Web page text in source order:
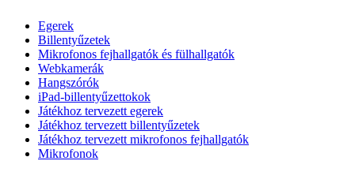
Egerek
Billentyűzetek
Mikrofonos fejhallgatók és fülhallgatók
Webkamerák
Hangszórók
iPad-billentyűzettokok
Játékhoz tervezett egerek
Játékhoz tervezett billentyűzetek
Játékhoz tervezett mikrofonos fejhallgatók
Mikrofonok